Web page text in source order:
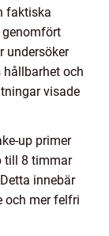
faktiska
genomfört
undersöker
och
visade
up primer
till 8 timmar
innebär
och mer felfri